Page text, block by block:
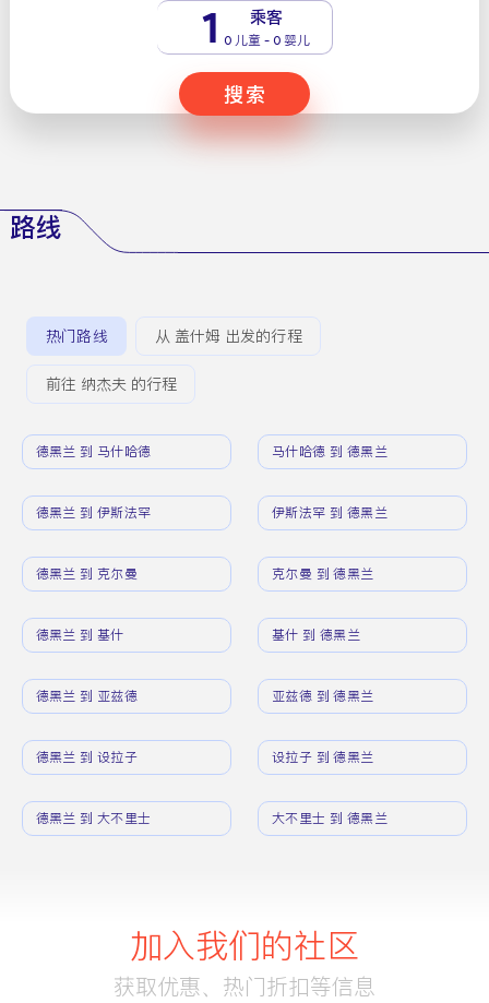
1 乘客
0 儿童 - 0 婴儿
搜索
路线
热门路线 从 盖什姆 出发的行程
前往 纳杰夫 的行程
德黑兰 到 马什哈德 马什哈德 到 德黑兰
德黑兰 到 伊斯法罕 伊斯法罕 到 德黑兰
德黑兰 到 克尔曼 克尔曼 到 德黑兰
德黑兰 到 基什 基什 到 德黑兰
德黑兰 到 亚兹德 亚兹德 到 德黑兰
德黑兰 到 设拉子 设拉子 到 德黑兰
德黑兰 到 大不里士 大不里士 到 德黑兰
加入我们的社区
获取优惠、热门折扣等信息